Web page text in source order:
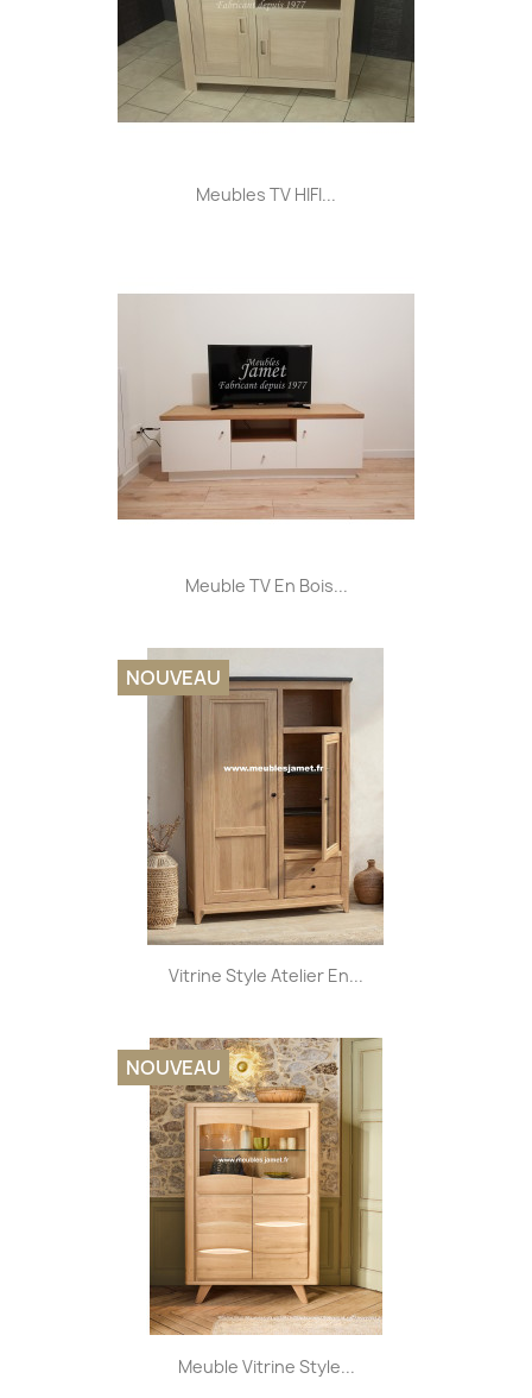
Meubles TV HIFI...
Meuble TV En Bois...
Vitrine Style Atelier En...
NOUVEAU
Meuble Vitrine Style...
NOUVEAU